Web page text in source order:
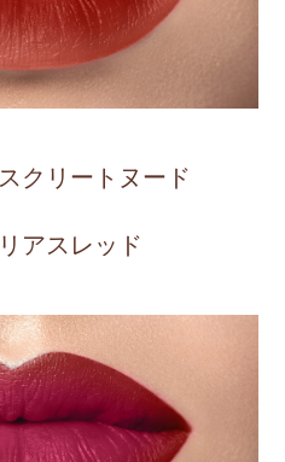
クリートヌード
アスレッド